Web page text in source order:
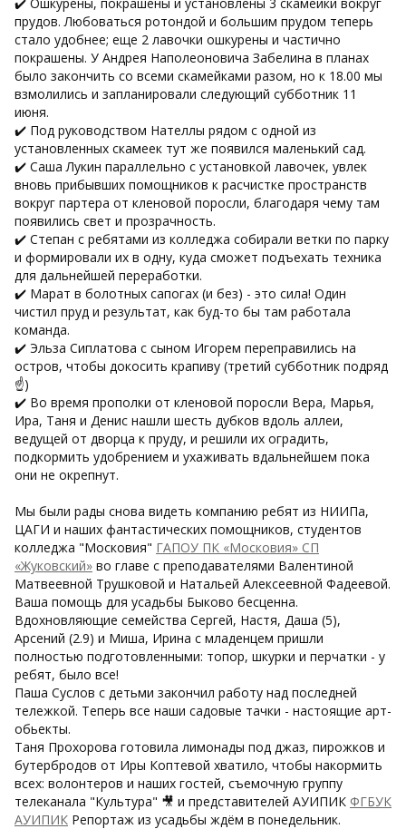
прудов. Любоваться ротондой и большим прудом теперь
стало удобнее; еще 2 лавочки ошкурены и частично
покрашены. У Андрея Наполеоновича Забелина в планах
было закончить со всеми скамейками разом, но к 18.00 мы
взмолились и запланировали следующий субботник 11
июня.
✔️ Под руководством Нателлы рядом с одной из
установленных скамеек тут же появился маленький сад.
✔️ Саша Лукин параллельно с установкой лавочек, увлек
вновь прибывших помощников к расчистке пространств
вокруг партера от кленовой поросли, благодаря чему там
появились свет и прозрачность.
✔️ Степан с ребятами из колледжа собирали ветки по парку
и формировали их в одну, куда сможет подъехать техника
для дальнейшей переработки.
✔️ Марат в болотных сапогах (и без) - это сила! Один
чистил пруд и результат, как буд-то бы там работала
команда.
✔️ Эльза Сиплатова с сыном Игорем переправились на
остров, чтобы докосить крапиву (третий субботник подряд
☝️)
✔️ Во время прополки от кленовой поросли Вера, Марья,
Ира, Таня и Денис нашли шесть дубков вдоль аллеи,
ведущей от дворца к пруду, и решили их оградить,
подкормить удобрением и ухаживать вдальнейшем пока
они не окрепнут.
Мы были рады снова видеть компанию ребят из НИИПа,
ЦАГИ и наших фантастических помощников, студентов
колледжа "Московия" ГАПОУ ПК «Московия» СП
«Жуковский» во главе с преподавателями Валентиной
Матвеевной Трушковой и Натальей Алексеевной Фадеевой.
Ваша помощь для усадьбы Быково бесценна.
Вдохновляющие семейства Сергей, Настя, Даша (5),
Арсений (2.9) и Миша, Ирина с младенцем пришли
полностью подготовленными: топор, шкурки и перчатки - у
ребят, было все!
Паша Суслов с детьми закончил работу над последней
тележкой. Теперь все наши садовые тачки - настоящие арт-
обьекты.
Таня Прохорова готовила лимонады под джаз, пирожков и
бутербродов от Иры Коптевой хватило, чтобы накормить
всех: волонтеров и наших гостей, съемочную группу
телеканала "Культура" 🎥 и представителей АУИПИК ФГБУК
АУИПИК Репортаж из усадьбы ждём в понедельник.